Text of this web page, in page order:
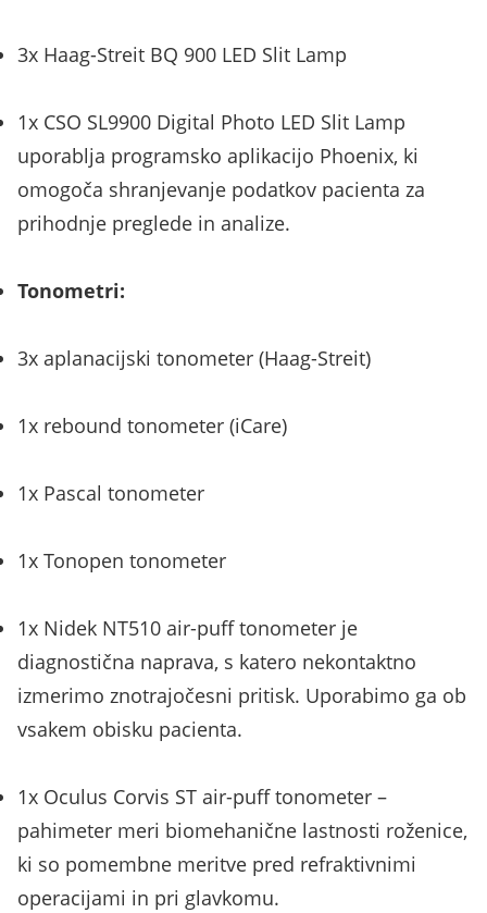
3x Haag-Streit BQ 900 LED Slit Lamp
1x CSO SL9900 Digital Photo LED Slit Lamp
uporablja programsko aplikacijo Phoenix, ki
omogoča shranjevanje podatkov pacienta za
prihodnje preglede in analize.
Tonometri:
3x aplanacijski tonometer (Haag-Streit)
1x rebound tonometer (iCare)
1x Pascal tonometer
1x Tonopen tonometer
1x Nidek NT510 air-puff tonometer je
diagnostična naprava, s katero nekontaktno
izmerimo znotrajočesni pritisk. Uporabimo ga ob
vsakem obisku pacienta.
1x Oculus Corvis ST air-puff tonometer –
pahimeter meri biomehanične lastnosti roženice,
ki so pomembne meritve pred refraktivnimi
operacijami in pri glavkomu.